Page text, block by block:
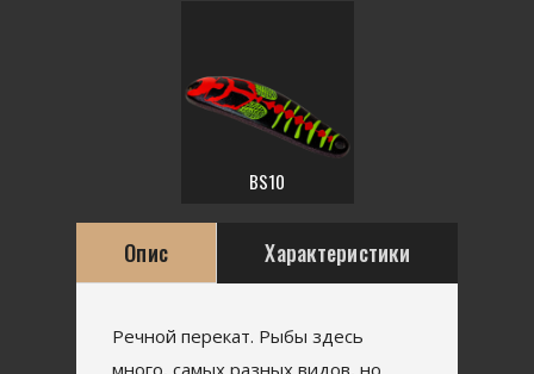
BS10
Опис Характеристики
Речной перекат. Рыбы здесь